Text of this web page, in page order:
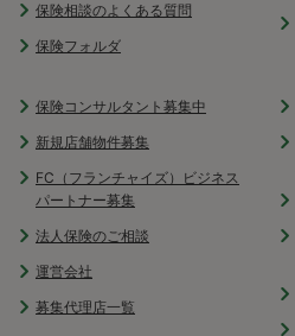
保険相談のよくある質問
保険フォルダ
保険コンサルタント募集中
新規店舗物件募集
FC（フランチャイズ）ビジネス
パートナー募集
法人保険のご相談
運営会社
募集代理店一覧